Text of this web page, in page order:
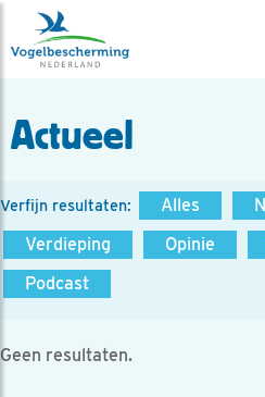
Actueel
Verfijn resultaten: Alles
Verdieping
Opinie
Podcast
Geen resultaten.